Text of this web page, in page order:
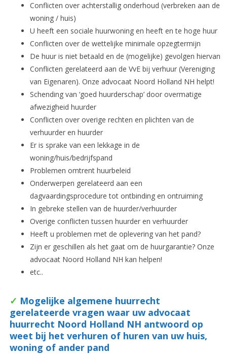
Conflicten over achterstallig onderhoud (verbreken aan de
woning / huis)
U heeft een sociale huurwoning en heeft en te hoge huur
Conflicten over de wettelijke minimale opzegtermijn
De huur is niet betaald en de (mogelijke) gevolgen hiervan
Conflicten gerelateerd aan de VvE bij verhuur (Vereniging
van Eigenaren). Onze advocaat Noord Holland NH helpt!
Schending van ‘goed huurderschap’ door overmatige
afwezigheid huurder
Conflicten over overige rechten en plichten van de
verhuurder en huurder
Er is sprake van een lekkage in de
woning/huis/bedrijfspand
Problemen omtrent huurbeleid
Onderwerpen gerelateerd aan een
dagvaardingsprocedure tot ontbinding en ontruiming
In gebreke stellen van de huurder/verhuurder
Overige conflicten tussen huurder en verhuurder
Heeft u problemen met de oplevering van het pand?
Zijn er geschillen als het gaat om de huurgarantie? Onze
advocaat Noord Holland NH kan helpen!
etc..
✓ Mogelijke algemene huurrecht
gerelateerde vragen waar uw advocaat
huurrecht Noord Holland NH antwoord op
weet bij het verhuren of huren van uw huis,
woning of ander pand